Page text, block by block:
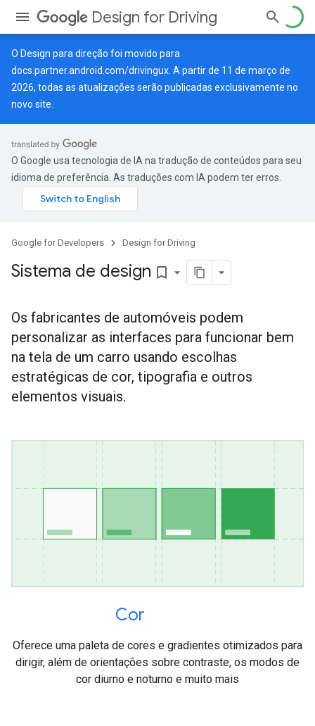
Design for Driving
O Design para direção foi movido para
docs.partner.android.com/drivingux . A partir de 11 de março de
2026, todas as atualizações serão publicadas exclusivamente no
novo site.
O Google usa tecnologia de IA na tradução de conteúdos para seu
idioma de preferência. As traduções com IA podem ter erros.
Google for Developers Design for Driving
Sistema de design bookmark_border
Os fabricantes de automóveis podem
personalizar as interfaces para funcionar bem
na tela de um carro usando escolhas
estratégicas de cor, tipografia e outros
elementos visuais.
Cor
Oferece uma paleta de cores e gradientes otimizados para
dirigir, além de orientações sobre contraste, os modos de
cor diurno e noturno e muito mais